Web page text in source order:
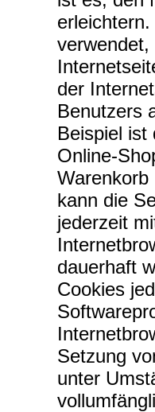
der
Benutzers
Beispiel ist
Online-
kann die
jederzeit
dauerhaft
Cookies
Setzung
unter